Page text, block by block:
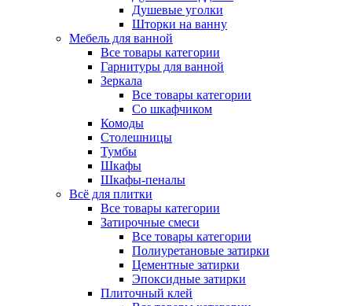
Душевые уголки
Шторки на ванну
Мебель для ванной
Все товары категории
Гарнитуры для ванной
Зеркала
Все товары категории
Со шкафчиком
Комоды
Столешницы
Тумбы
Шкафы
Шкафы-пеналы
Всё для плитки
Все товары категории
Затирочные смеси
Все товары категории
Полиуретановые затирки
Цементные затирки
Эпоксидные затирки
Плиточный клей